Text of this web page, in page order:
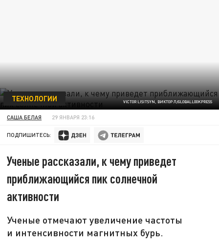
VICTOR LISITSYN, ВИКТОР Л/GLOBALLOOKPRESS
ТЕХНОЛОГИИ
САША БЕЛАЯ 29 ЯНВАРЯ 23:16
ПОДПИШИТЕСЬ:
Ученые рассказали, к чему приведет
приближающийся пик солнечной
активности
Ученые отмечают увеличение частоты
и интенсивности магнитных бурь.